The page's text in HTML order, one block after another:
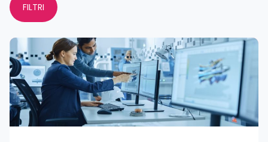
FILTRI
Digital
Innovation
Hub:
cosa
sono,
cosa
fanno